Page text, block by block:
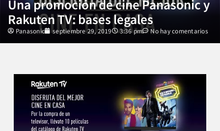
Una promoción de cine Panasonic y
Rakuten TV: bases legales
Panasonic septiembre 29, 2019 3:36 pm No hay comentarios